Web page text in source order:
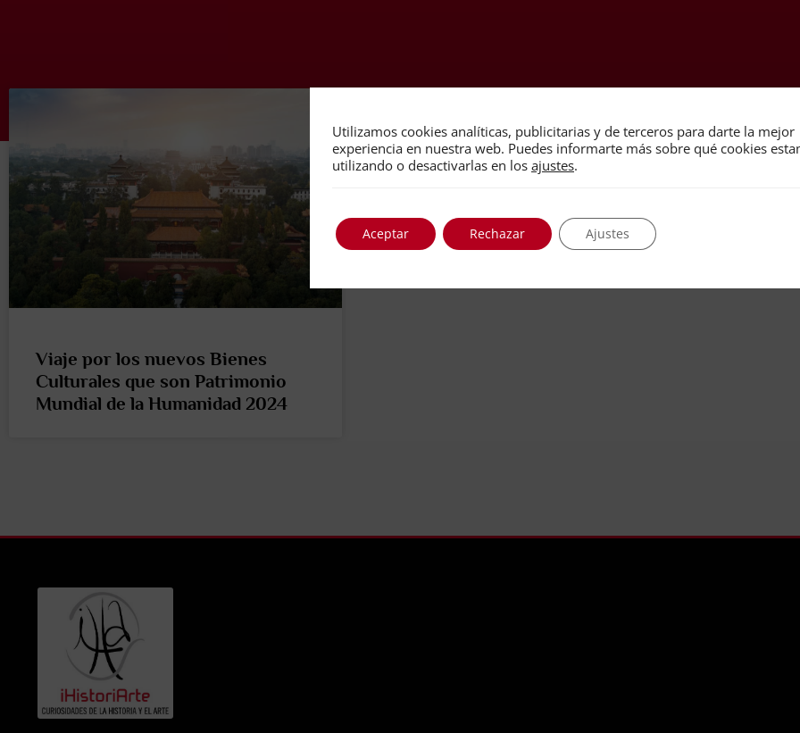
Viaje por los nuevos Bienes
Culturales que son Patrimonio
Mundial de la Humanidad 2024
Utilizamos cookies analíticas, publicitarias y de terceros para darte la mejor
experiencia en nuestra web. Puedes informarte más sobre qué cookies
utilizando o desactivarlas en los ajustes.
Aceptar Rechazar Ajustes